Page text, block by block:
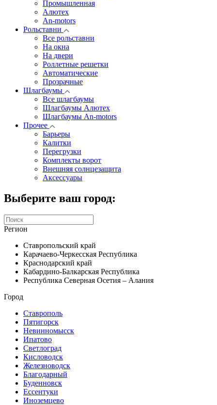
Промышленная
Алютех
An-motors
Рольставни
Все рольставни
На окна
На двери
Роллетные решетки
Автоматические
Прозрачные
Шлагбаумы
Все шлагбаумы
Шлагбаумы Алютех
Шлагбаумы An-motors
Прочее
Барьеры
Калитки
Перегрузки
Комплекты ворот
Внешняя солнцезащита
Аксессуары
Выберите ваш город:
Регион
Ставропольский край
Карачаево-Черкесская Республика
Краснодарский край
Кабардино-Балкарская Республика
Республика Северная Осетия – Алания
Город
Ставрополь
Пятигорск
Невинномысск
Ипатово
Светлоград
Кисловодск
Железноводск
Благодарный
Буденновск
Ессентуки
Иноземцево